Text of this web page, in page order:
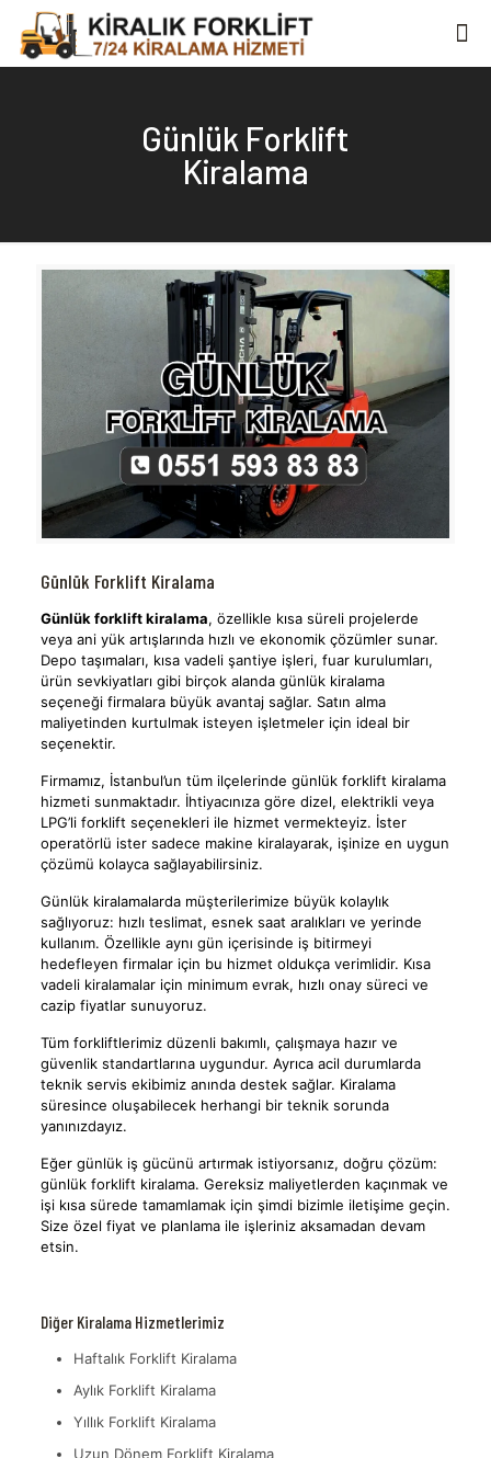
Günlük Forklift
Kiralama
Günlük Forklift Kiralama
Günlük forklift kiralama, özellikle kısa süreli projelerde
veya ani yük artışlarında hızlı ve ekonomik çözümler sunar.
Depo taşımaları, kısa vadeli şantiye işleri, fuar kurulumları,
ürün sevkiyatları gibi birçok alanda günlük kiralama
seçeneği firmalara büyük avantaj sağlar. Satın alma
maliyetinden kurtulmak isteyen işletmeler için ideal bir
seçenektir.
Firmamız, İstanbul’un tüm ilçelerinde günlük forklift kiralama
hizmeti sunmaktadır. İhtiyacınıza göre dizel, elektrikli veya
LPG’li forklift seçenekleri ile hizmet vermekteyiz. İster
operatörlü ister sadece makine kiralayarak, işinize en uygun
çözümü kolayca sağlayabilirsiniz.
Günlük kiralamalarda müşterilerimize büyük kolaylık
sağlıyoruz: hızlı teslimat, esnek saat aralıkları ve yerinde
kullanım. Özellikle aynı gün içerisinde iş bitirmeyi
hedefleyen firmalar için bu hizmet oldukça verimlidir. Kısa
vadeli kiralamalar için minimum evrak, hızlı onay süreci ve
cazip fiyatlar sunuyoruz.
Tüm forkliftlerimiz düzenli bakımlı, çalışmaya hazır ve
güvenlik standartlarına uygundur. Ayrıca acil durumlarda
teknik servis ekibimiz anında destek sağlar. Kiralama
süresince oluşabilecek herhangi bir teknik sorunda
yanınızdayız.
Eğer günlük iş gücünü artırmak istiyorsanız, doğru çözüm:
günlük forklift kiralama. Gereksiz maliyetlerden kaçınmak ve
işi kısa sürede tamamlamak için şimdi bizimle iletişime geçin.
Size özel fiyat ve planlama ile işleriniz aksamadan devam
etsin.
Diğer Kiralama Hizmetlerimiz
Haftalık Forklift Kiralama
Aylık Forklift Kiralama
Yıllık Forklift Kiralama
Uzun Dönem Forklift Kiralama